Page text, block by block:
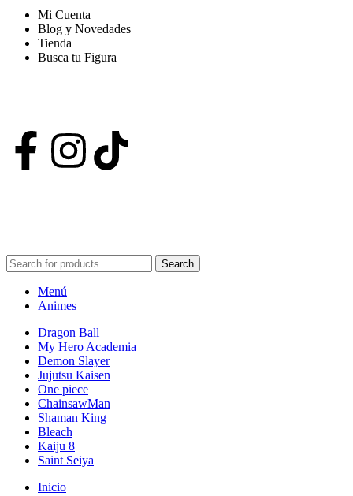
Mi Cuenta
Blog y Novedades
Tienda
Busca tu Figura
Search
Menú
Animes
Dragon Ball
My Hero Academia
Demon Slayer
Jujutsu Kaisen
One piece
ChainsawMan
Shaman King
Bleach
Kaiju 8
Saint Seiya
Inicio